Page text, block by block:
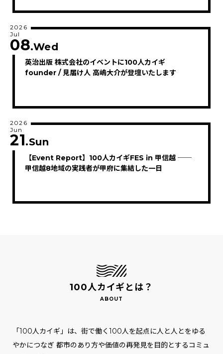
英治出版 株式会社のイベントに100人カイギ
founder / 見届け人 高嶋大介が登壇いたします
2026
Jul
08.Wed
【Event Report】100人カイギFES in 甲信越 ──
甲信越8地域の実践者が甲府に集結した一日
2026
Jun
21.Sun
100人カイギとは？
「100人カイギ」は、街で働く100人を起点に人と人とをゆる
やかにつなぎ 都市のあり方や価値の再発見を目的とするコミュ